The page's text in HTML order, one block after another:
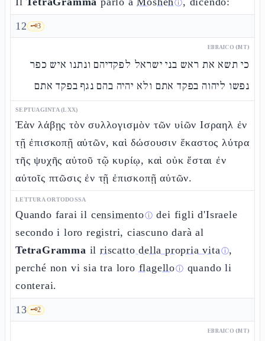
ⓘ
12 🗝️3
EBRAICO (MT)
כי תשא את ראש בני ישראל לפקדיהם ונתנו איש כפר
נפשו ליהוה בפקד אתם ולא יהיה בהם נגף בפקד אתם
SEPTUAGINTA (LXX)
Ἐὰν λάβῃς τὸν συλλογισμὸν τῶν υἱῶν Ισραηλ ἐν
τῇ ἐπισκοπῇ αὐτῶν, καὶ δώσουσιν ἕκαστος λύτρα
τῆς ψυχῆς αὐτοῦ τῷ κυρίῳ, καὶ οὐκ ἔσται ἐν
αὐτοῖς πτῶσις ἐν τῇ ἐπισκοπῇ αὐτῶν.
LETTURA ORTODOSSA
Quando farai il censimentoⓘ dei figli d'Israele
secondo i loro registri, ciascuno darà al
TetraGramma ilriscatto della propria vitaⓘ,
perché non vi sia tra loro flagelloⓘ quando li
conterai.
13 🗝️2
EBRAICO (MT)